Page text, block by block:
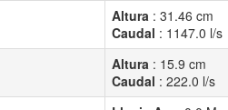
Altura : 31.46 cm
Caudal : 1147.0 l/s
Altura : 15.9 cm
Caudal : 222.0 l/s